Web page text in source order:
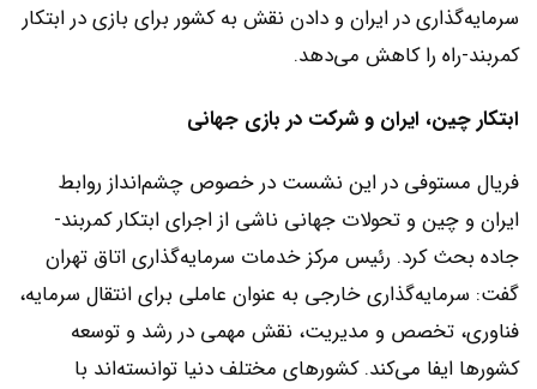
سرمایه‌گذاری در ایران و دادن نقش به کشور برای بازی در ابتکار
کمربند-راه را کاهش می‌دهد.
ابتکار چین، ایران و شرکت در بازی جهانی
فریال مستوفی در این نشست در خصوص چشم‌‌‌انداز روابط
ایران و چین و تحولات جهانی ناشی از اجرای ابتکار کمربند-
جاده بحث کرد. رئیس مرکز خدمات ‌‌‌سرمایه‌گذاری اتاق تهران
گفت: ‌‌‌سرمایه‌گذاری خارجی به عنوان عاملی برای انتقال سرمایه،
فناوری، تخصص و مدیریت، نقش مهمی در رشد و توسعه
کشورها ایفا می‌کند. کشورهای مختلف دنیا توانسته‌‌‌اند با